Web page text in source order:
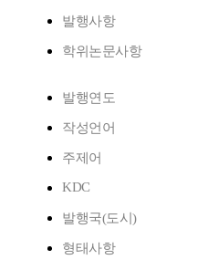
발행사항
학위논문사항
발행연도
작성언어
주제어
KDC
발행국(도시)
형태사항